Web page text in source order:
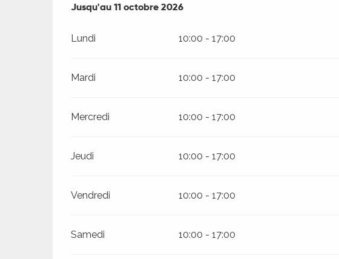
Du11 avril 2026au11 octobre 2026
Jusqu'au11 octobre 2026
Lundi 10:00 - 17:00
Mardi 10:00 - 17:00
Mercredi 10:00 - 17:00
Jeudi 10:00 - 17:00
Vendredi 10:00 - 17:00
Samedi 10:00 - 17:00